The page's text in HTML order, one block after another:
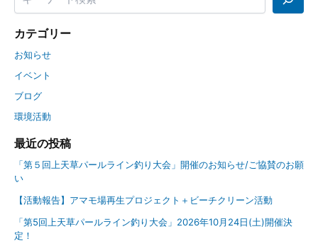
カテゴリー
お知らせ
イベント
ブログ
環境活動
最近の投稿
「第５回上天草パールライン釣り大会」開催のお知らせ/ご協賛のお願
い
【活動報告】アマモ場再生プロジェクト＋ビーチクリーン活動
「第5回上天草パールライン釣り大会」2026年10月24日(土)開催決
定！